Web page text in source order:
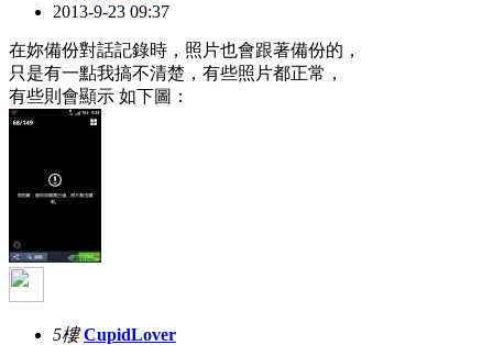
2013-9-23 09:37
在妳備份對話記錄時，照片也會跟著備份的，
只是有一點我搞不清楚，有些照片都正常，
有些則會顯示 如下圖：
5樓 CupidLover